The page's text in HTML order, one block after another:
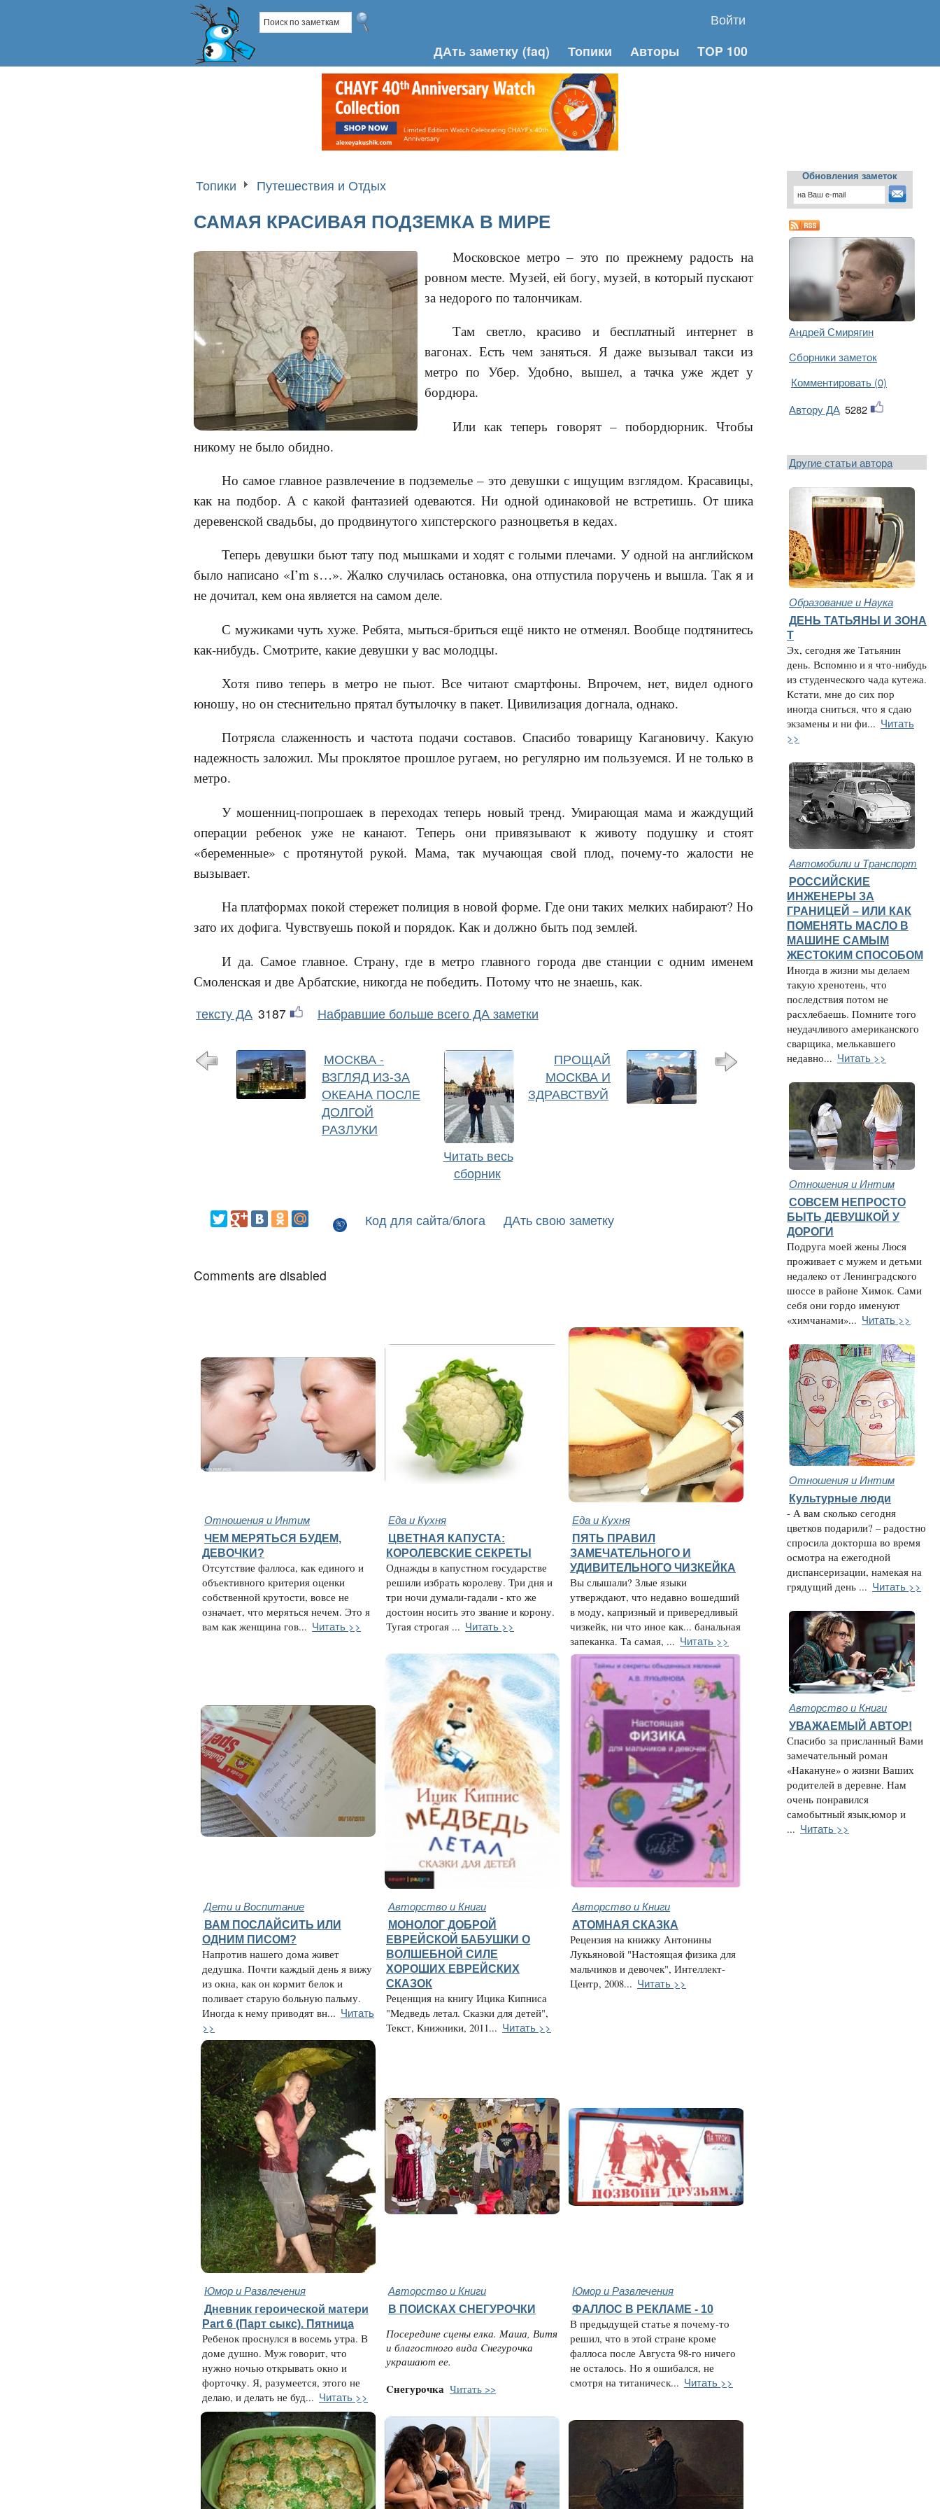
Войти
ДАть заметку (faq) Топики Авторы TOP 100
Топики Путешествия и Отдых
САМАЯ КРАСИВАЯ ПОДЗЕМКА В МИРЕ
Московское метро – это по прежнему радость на
ровном месте. Музей, ей богу, музей, в который пускают
за недорого по талончикам.
Там светло, красиво и бесплатный интернет в
вагонах. Есть чем заняться. Я даже вызывал такси из
метро по Убер. Удобно, вышел, а тачка уже ждет у
бордюра.
Или как теперь говорят – побордюрник. Чтобы
никому не было обидно.
Но самое главное развлечение в подземелье – это девушки с ищущим взглядом. Красавицы,
как на подбор. А с какой фантазией одеваются. Ни одной одинаковой не встретишь. От шика
деревенской свадьбы, до продвинутого хипстерского разноцветья в кедах.
Теперь девушки бьют тату под мышками и ходят с голыми плечами. У одной на английском
было написано «I’m s…». Жалко случилась остановка, она отпустила поручень и вышла. Так я и
не дочитал, кем она является на самом деле.
С мужиками чуть хуже. Ребята, мыться-бриться ещё никто не отменял. Вообще подтянитесь
как-нибудь. Смотрите, какие девушки у вас молодцы.
Хотя пиво теперь в метро не пьют. Все читают смартфоны. Впрочем, нет, видел одного
юношу, но он стеснительно прятал бутылочку в пакет. Цивилизация догнала, однако.
Потрясла слаженность и частота подачи составов. Спасибо товарищу Кагановичу. Какую
надежность заложил. Мы проклятое прошлое ругаем, но регулярно им пользуемся. И не только в
метро.
У мошенниц-попрошаек в переходах теперь новый тренд. Умирающая мама и жаждущий
операции ребенок уже не канают. Теперь они привязывают к животу подушку и стоят
«беременные» с протянутой рукой. Мама, так мучающая свой плод, почему-то жалости не
вызывает.
На платформах покой стережет полиция в новой форме. Где они таких мелких набирают? Но
зато их дофига. Чувствуешь покой и порядок. Как и должно быть под землей.
И да. Самое главное. Страну, где в метро главного города две станции с одним именем
Смоленская и две Арбатские, никогда не победить. Потому что не знаешь, как.
тексту ДА 3187 Набравшие больше всего ДА заметки
МОСКВА -
ВЗГЛЯД ИЗ-ЗА
ОКЕАНА ПОСЛЕ
ДОЛГОЙ
РАЗЛУКИ
Читать весь
сборник
ПРОЩАЙ
МОСКВА И
ЗДРАВСТВУЙ
Код для сайта/блога ДАть свою заметку
Comments are disabled
Отношения и Интим Еда и Кухня Еда и Кухня
ЧЕМ МЕРЯТЬСЯ БУДЕМ,
ДЕВОЧКИ?
Отсутствие фаллоса, как единого и
объективного критерия оценки
собственной крутости, вовсе не
означает, что меряться нечем. Это я
вам как женщина гов... Читать >>
ЦВЕТНАЯ КАПУСТА:
КОРОЛЕВСКИЕ СЕКРЕТЫ
Однажды в капустном государстве
решили избрать королеву. Три дня и
три ночи думали-гадали - кто же
достоин носить это звание и корону.
Тугая строгая ... Читать >>
ПЯТЬ ПРАВИЛ
ЗАМЕЧАТЕЛЬНОГО И
УДИВИТЕЛЬНОГО ЧИЗКЕЙКА
Вы слышали? Злые языки
утверждают, что недавно вошедший
в моду, капризный и привередливый
чизкейк, ни что иное как... банальная
запеканка. Та самая, ... Читать >>
Дети и Воспитание Авторство и Книги Авторство и Книги
ВАМ ПОСЛАЙСИТЬ ИЛИ
ОДНИМ ПИСОМ?
Напротив нашего дома живет
дедушка. Почти каждый день я вижу
из окна, как он кормит белок и
поливает старую больную пальму.
Иногда к нему приводят вн... Читать
>>
МОНОЛОГ ДОБРОЙ
ЕВРЕЙСКОЙ БАБУШКИ О
ВОЛШЕБНОЙ СИЛЕ
ХОРОШИХ ЕВРЕЙСКИХ
СКАЗОК
Реценщия на книгу Ицика Кипниса
"Медведь летал. Сказки для детей",
Текст, Книжники, 2011... Читать >>
АТОМНАЯ СКАЗКА
Рецензия на книжку Антонины
Лукьяновой "Настоящая физика для
мальчиков и девочек", Интеллект-
Центр, 2008... Читать >>
Юмор и Развлечения Авторство и Книги Юмор и Развлечения
Дневник героической матери
Part 6 (Парт cыкс). Пятница
Ребенок проснулся в восемь утра. В
доме душно. Муж говорит, что
нужно ночью открывать окно и
форточку. Я, разумеется, этого не
делаю, и делать не буд... Читать >>
В ПОИСКАХ СНЕГУРОЧКИ
Посередине сцены елка. Маша, Витя
и благостного вида Cнегурочка
украшают ее.
Cнегурочка Читать >>
ФАЛЛОС В РЕКЛАМЕ - 10
В предыдущей статье я почему-то
решил, что в этой стране кроме
фаллоса после Августа 98-го ничего
не осталось. Но я ошибался, не
смотря на титаническ... Читать >>
Обновления заметок
Андрей Смирягин
Cборники заметок
Комментировать (0)
Автору ДА 5282
Другие статьи автора
Образование и Наука
ДЕНЬ ТАТЬЯНЫ И ЗОНА
Т
Эх, сегодня же Татьянин
день. Вспомню и я что-нибудь
из студенческого чада кутежа.
Кстати, мне до сих пор
иногда сниться, что я сдаю
экзамены и ни фи... Читать
>>
Автомобили и Транспорт
РОССИЙСКИЕ
ИНЖЕНЕРЫ ЗА
ГРАНИЦЕЙ – ИЛИ КАК
ПОМЕНЯТЬ МАСЛО В
МАШИНЕ САМЫМ
ЖЕСТОКИМ СПОСОБОМ
Иногда в жизни мы делаем
такую хренотень, что
последствия потом не
расхлебаешь. Помните того
неудачливого американского
сварщика, мелькавшего
недавно... Читать >>
Отношения и Интим
СОВСЕМ НЕПРОСТО
БЫТЬ ДЕВУШКОЙ У
ДОРОГИ
Подруга моей жены Люся
проживает с мужем и детьми
недалеко от Ленинградского
шоссе в районе Химок. Сами
себя они гордо именуют
«химчанами»... Читать >>
Отношения и Интим
Культурные люди
- А вам сколько сегодня
цветков подарили? – радостно
спросила докторша во время
осмотра на ежегодной
диспансеризации, намекая на
грядущий день ... Читать >>
Авторство и Книги
УВАЖАЕМЫЙ АВТОР!
Спасибо за присланный Вами
замечательный роман
«Накануне» о жизни Ваших
родителей в деревне. Нам
очень понравился
самобытный язык,юмор и
... Читать >>